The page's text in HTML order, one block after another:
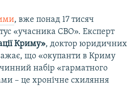
, вже понад 17 тисяч
«учасника СВО». Експерт
Криму», доктор юридичних
що «окупанти в Криму
набір «гарматного
– це хронічне схиляння